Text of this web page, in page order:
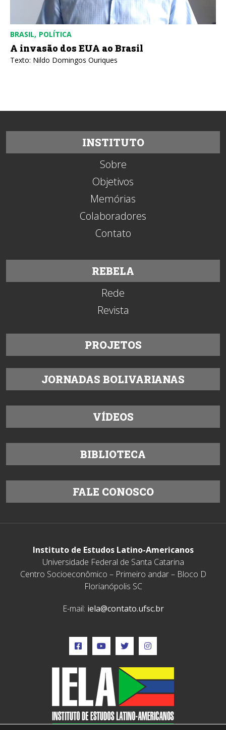
BRASIL POLÍTICA
A invasão dos EUA ao Brasil
Texto: Nildo Domingos Ouriques
INSTITUTO
Sobre
Objetivos
Memórias
Colaboradores
Contato
REBELA
Rede
Revista
PROJETOS
JORNADAS BOLIVARIANAS
VÍDEOS
BIBLIOTECA
FALE CONOSCO
Instituto de Estudos Latino-Americanos
Universidade Federal de Santa Catarina
Centro Socioeconômico – Primeiro andar – Bloco D
Florianópolis SC
E-mail: iela@contato.ufsc.br